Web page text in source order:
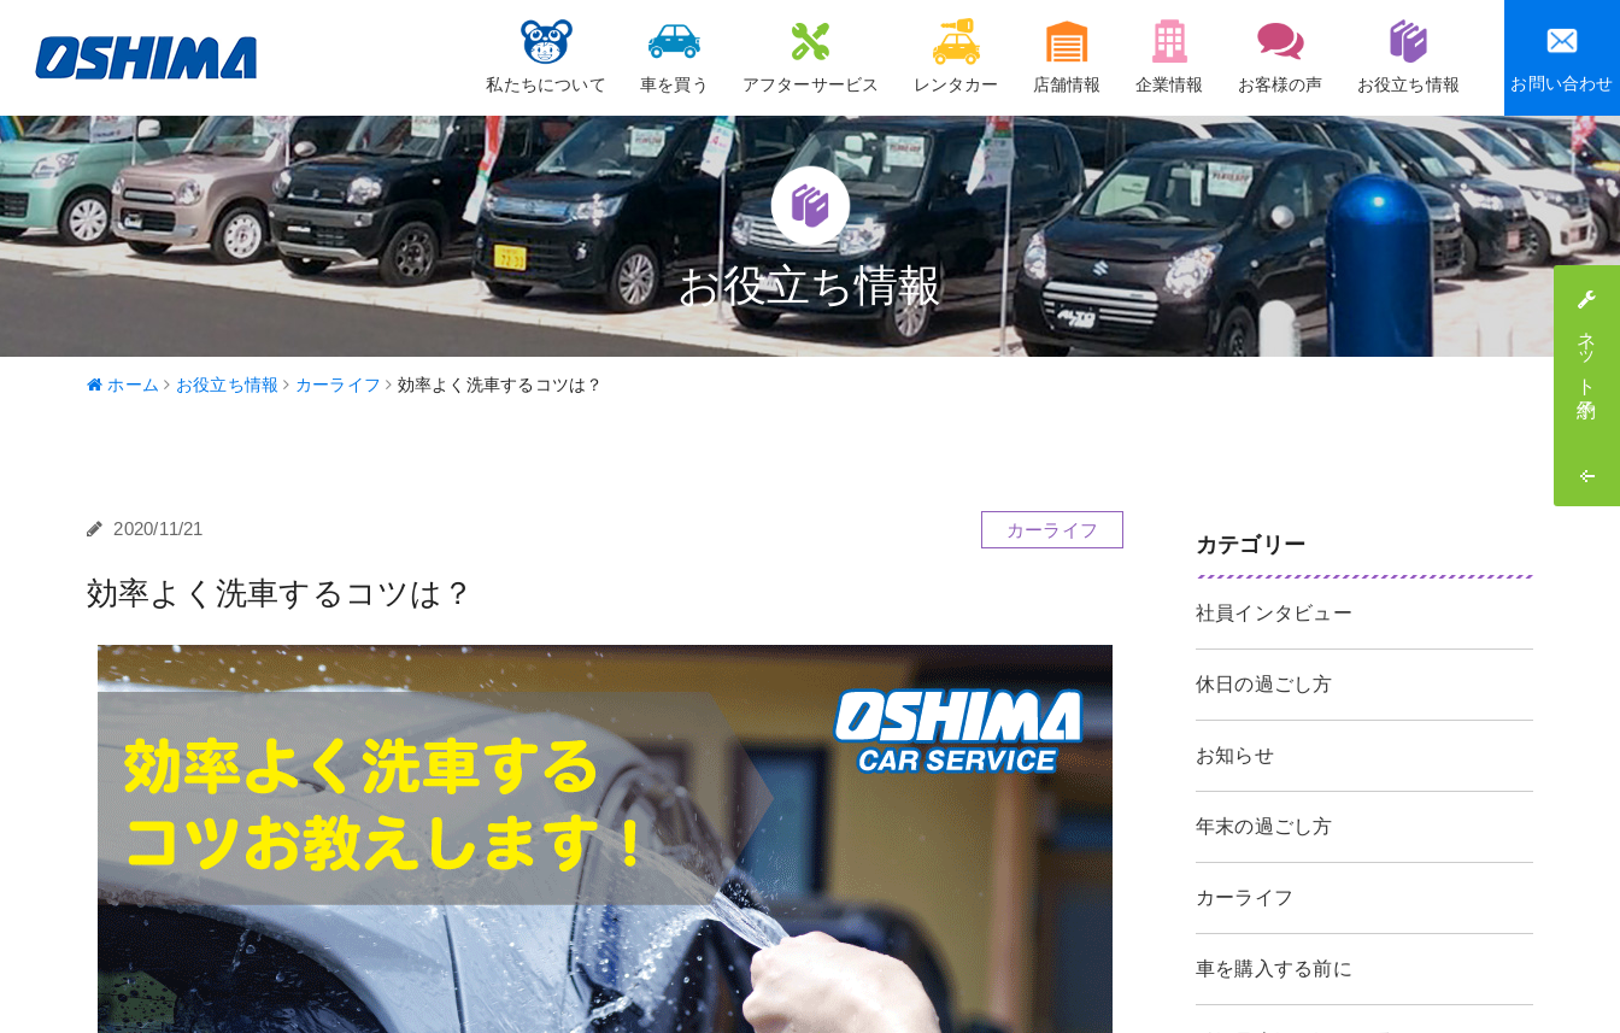
私たちについて
大嶋カーサービスについて
ハッピーちゃん
車を買う
新車
中古車・未使用車
アフターサービス
車検
整備・修理
鈑金
ロードサービス
レンタカー 店舗情報 企業情報
会社概要
沿革
社会貢献活動
感謝祭・社員旅行
お客様の声 お役立ち情報 お問い合わせ
お役立ち情報
ホーム お役立ち情報 カーライフ 効率よく洗車するコツは？
2020/11/21 カーライフ
効率よく洗車するコツは？
カテゴリー
社員インタビュー
休日の過ごし方
お知らせ
年末の過ごし方
カーライフ
車を購入する前に
ネット予約